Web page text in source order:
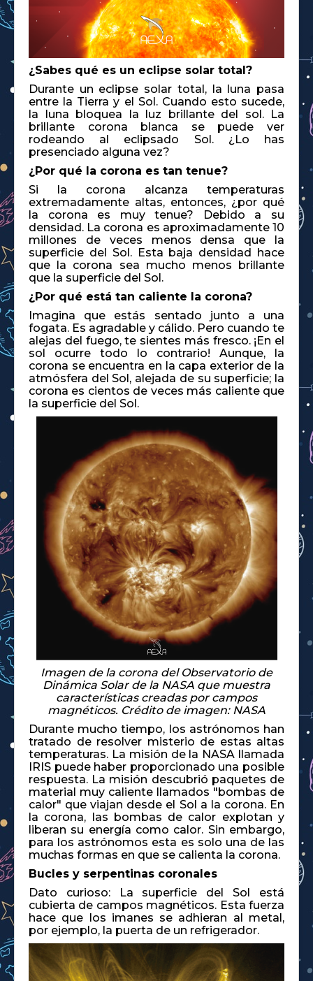
¿Sabes qué es un eclipse solar total?
Durante un eclipse solar total, la luna pasa
entre la Tierra y el Sol. Cuando esto sucede,
la luna bloquea la luz brillante del sol. La
brillante corona blanca se puede ver
rodeando al eclipsado Sol. ¿Lo has
presenciado alguna vez?
¿Por qué la corona es tan tenue?
Si la corona alcanza temperaturas
extremadamente altas, entonces, ¿por qué
la corona es muy tenue? Debido a su
densidad. La corona es aproximadamente 10
millones de veces menos densa que la
superficie del Sol. Esta baja densidad hace
que la corona sea mucho menos brillante
que la superficie del Sol.
¿Por qué está tan caliente la corona?
Imagina que estás sentado junto a una
fogata. Es agradable y cálido. Pero cuando te
alejas del fuego, te sientes más fresco. ¡En el
sol ocurre todo lo contrario! Aunque, la
corona se encuentra en la capa exterior de la
atmósfera del Sol, alejada de su superficie; la
corona es cientos de veces más caliente que
la superficie del Sol.
Imagen de la corona del Observatorio de
Dinámica Solar de la NASA que muestra
características creadas por campos
magnéticos. Crédito de imagen: NASA
Durante mucho tiempo, los astrónomos han
tratado de resolver misterio de estas altas
temperaturas. La misión de la NASA llamada
IRIS puede haber proporcionado una posible
respuesta. La misión descubrió paquetes de
material muy caliente llamados "bombas de
calor" que viajan desde el Sol a la corona. En
la corona, las bombas de calor explotan y
liberan su energía como calor. Sin embargo,
para los astrónomos esta es solo una de las
muchas formas en que se calienta la corona.
Bucles y serpentinas coronales
Dato curioso: La superficie del Sol está
cubierta de campos magnéticos. Esta fuerza
hace que los imanes se adhieran al metal,
por ejemplo, la puerta de un refrigerador.